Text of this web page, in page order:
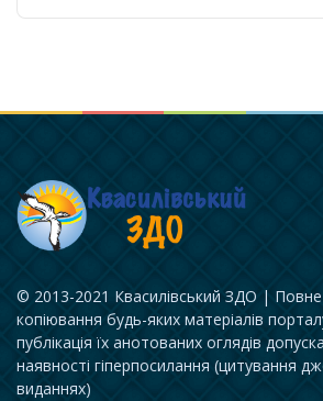
© 2013-2021 Квасилівський ЗДО |
копіювання будь-яких матеріалів
публікація їх анотованих оглядів
наявності гіперпосилання (цитування
виданнях)